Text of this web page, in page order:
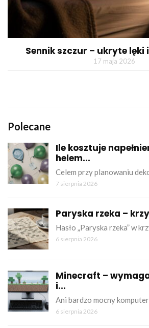
Sennik szczur – ukryte lęki
17 maja 2026
Polecane
Ile kosztuje
helem...
Celem przy planowaniu
7 sierpnia 2026
Paryska rzeka –
Hasło „Paryska rzeka” w
6 sierpnia 2026
Minecraft –
i...
Ani bardzo mocny
6 sierpnia 2026